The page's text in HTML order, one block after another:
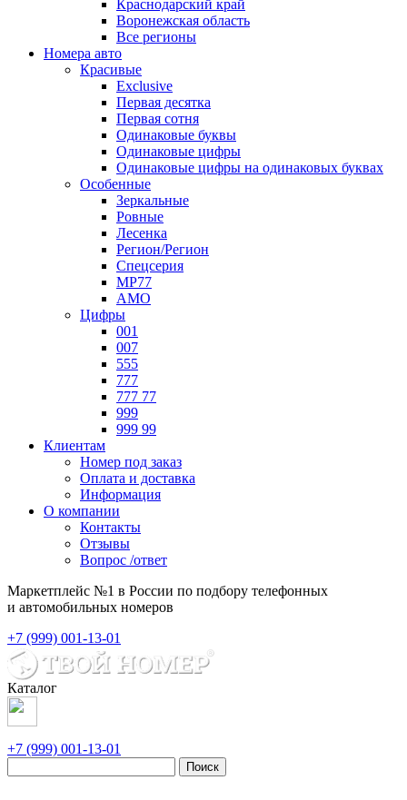
Краснодарский край
Воронежская область
Все регионы
Номера авто
Красивые
Exclusive
Первая десятка
Первая сотня
Одинаковые буквы
Одинаковые цифры
Одинаковые цифры на одинаковых буквах
Особенные
Зеркальные
Ровные
Лесенка
Регион/Регион
Спецсерия
МР77
АМО
Цифры
001
007
555
777
777 77
999
999 99
Клиентам
Номер под заказ
Оплата и доставка
Информация
О компании
Контакты
Отзывы
Вопрос /ответ
Маркетплейс №1 в России по подбору телефонных
и автомобильных номеров
+7 (999) 001-13-01
Каталог
+7 (999) 001-13-01
Поиск